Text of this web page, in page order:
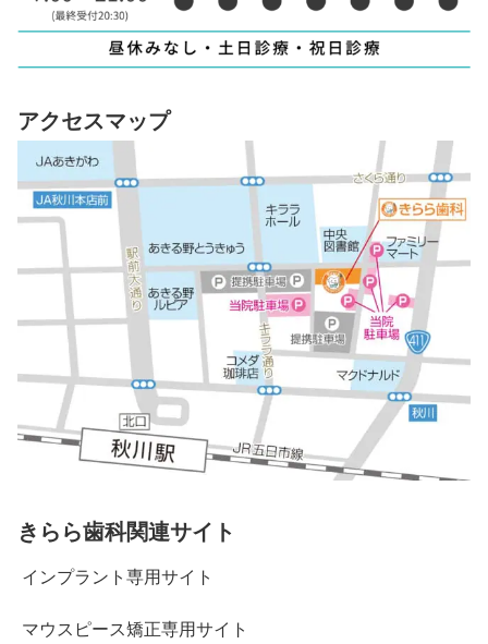
アクセスマップ
きらら歯科関連サイト
インプラント専用サイト
マウスピース矯正専用サイト